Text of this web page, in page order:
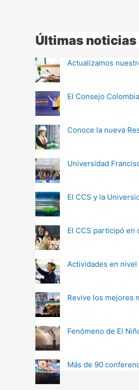
Últimas noticias
Actualizamos
El Consejo
Conoce la nueva
Universidad
El CCS y la
El CCS participó en
Actividades en
Revive los mejores
Fenómeno de El
Más de 90